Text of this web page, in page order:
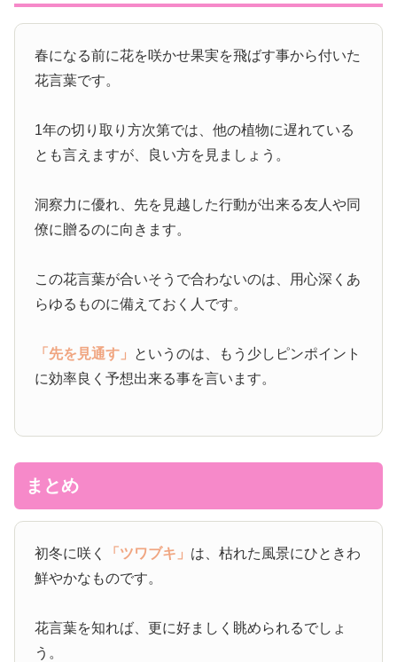
春になる前に花を咲かせ果実を飛ばす事から付いた
花言葉です。
1年の切り取り方次第では、他の植物に遅れている
とも言えますが、良い方を見ましょう。
洞察力に優れ、先を見越した行動が出来る友人や同
僚に贈るのに向きます。
この花言葉が合いそうで合わないのは、用心深くあ
らゆるものに備えておく人です。
「先を見通す」 というのは、もう少しピンポイント
に効率良く予想出来る事を言います。
まとめ
初冬に咲く 「ツワブキ」 は、枯れた風景にひときわ
鮮やかなものです。
花言葉を知れば、更に好ましく眺められるでしょ
う。